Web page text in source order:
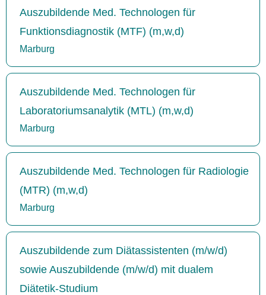
Auszubildende Med. Technologen für
Funktionsdiagnostik (MTF) (m,w,d)
Marburg
Auszubildende Med. Technologen für
Laboratoriumsanalytik (MTL) (m,w,d)
Marburg
Auszubildende Med. Technologen für Radiologie
(MTR) (m,w,d)
Marburg
Auszubildende zum Diätassistenten (m/w/d)
sowie Auszubildende (m/w/d) mit dualem
Diätetik-Studium